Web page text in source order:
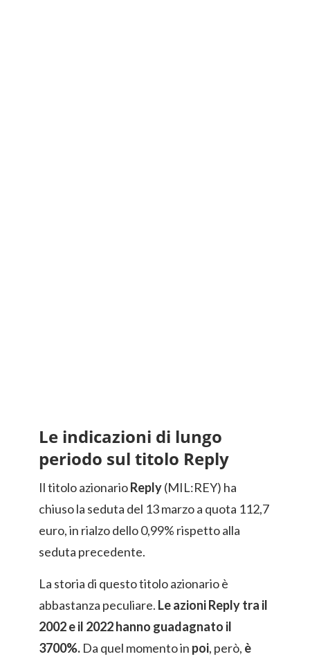
Le indicazioni di lungo
periodo sul titolo Reply
Il titolo azionarioReply(MIL:REY) ha
chiuso la seduta del 13 marzo a quota 112,7
euro, in rialzo dello 0,99% rispetto alla
seduta precedente.
La storia di questo titolo azionario è
abbastanza peculiare. Le azioni Reply tra il
2002 e il 2022 hanno guadagnato il
3700%. Da quel momento in poi, però, è